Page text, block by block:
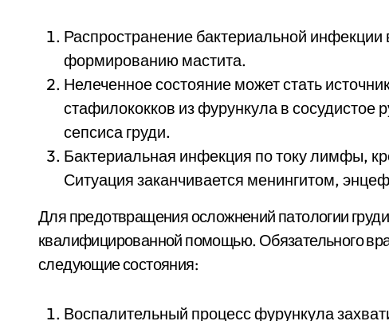
Распространение бактериальной
формированию мастита.
Нелеченное состояние может стать
стафилококков из фурункула в сосудистое
сепсиса груди.
Бактериальная инфекция по току лимфы,
Ситуация заканчивается менингитом,
Для предотвращения осложнений патологии
квалифицированной помощью. Обязательного
следующие состояния:
Воспалительный процесс фурункула